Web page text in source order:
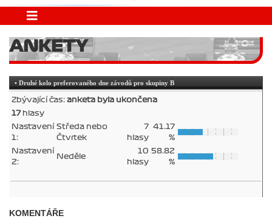
ANKETY
• Druhé kolo preferovaného dne závodů pro skupiny B
Zbývající čas: anketa byla ukončena
17hlasy
Nastavení
1:
Středa nebo
Čtvrtek
7
hlasy
41.17
%
Nastavení
2:
Neděle
10
hlasy
58.82
%
KOMENTÁŘE